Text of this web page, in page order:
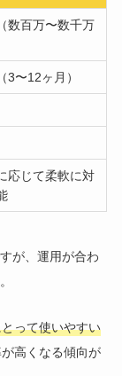
数百万〜数千万
3〜12ヶ月）
応じて柔軟に対
が、運用が合わ
って使いやすい
高くなる傾向が